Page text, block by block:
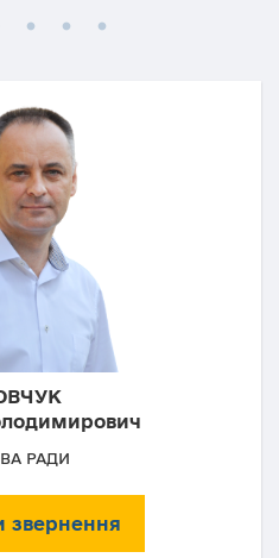
РАДИ
звернення